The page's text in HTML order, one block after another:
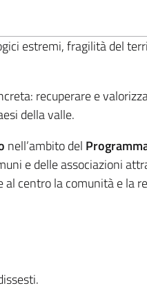
estremi, fragilità del
recuperare e
della valle.
nell’ambito del
e delle associazioni
centro la comunità e la